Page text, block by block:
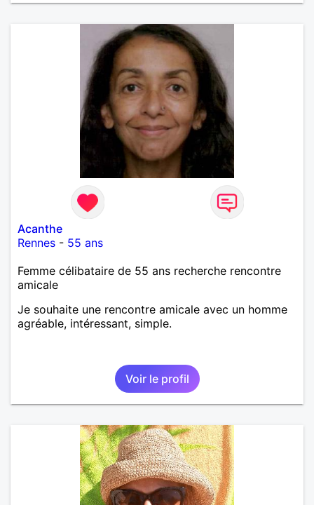
Acanthe
Rennes - 55 ans
Femme célibataire de 55 ans recherche rencontre
amicale
Je souhaite une rencontre amicale avec un homme
agréable, intéressant, simple.
Voir le profil